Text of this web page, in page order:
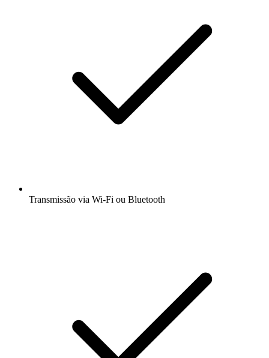
Transmissão via Wi-Fi ou Bluetooth